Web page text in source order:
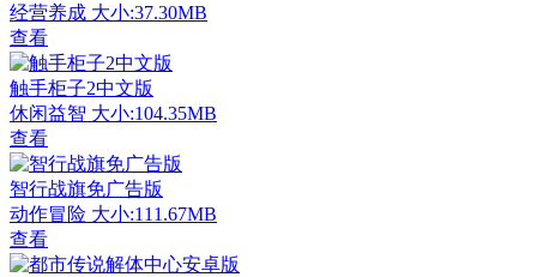
经营养成 大小:37.30MB
查看
触手柜子2中文版
休闲益智 大小:104.35MB
查看
智行战旗免广告版
动作冒险 大小:111.67MB
查看